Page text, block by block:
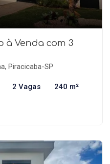
à Venda com 3
Piracicaba-SP
2 Vagas 240 m²